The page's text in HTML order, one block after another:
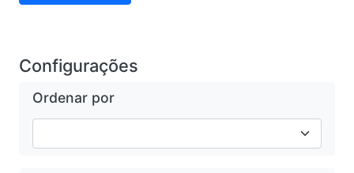
Configurações
Ordenar por